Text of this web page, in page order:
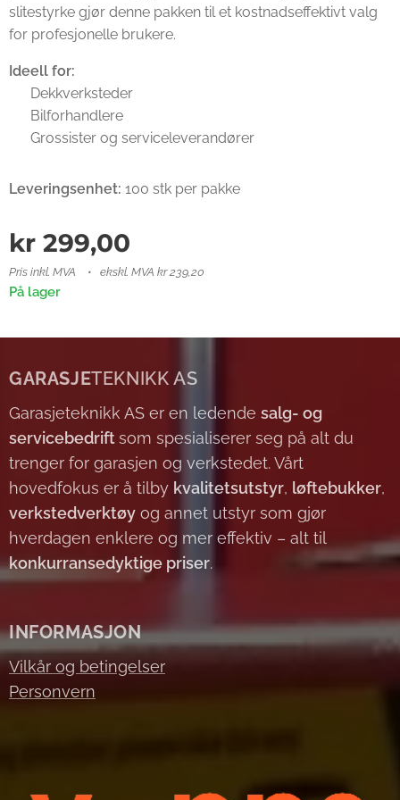
slitestyrke gjør denne pakken til et kostnadseffektivt valg
for profesjonelle brukere.
Ideell for:
✔ Dekkverksteder
✔ Bilforhandlere
✔ Grossister og serviceleverandører
Leveringsenhet: 100 stk per pakke
kr 299,00
Pris inkl. MVA ekskl. MVA kr 239,20
På lager
GARASJETEKNIKK AS
Garasjeteknikk AS er en ledende salg- og
servicebedriftsom spesialiserer seg på alt du
trenger for garasjen og verkstedet. Vårt
hovedfokus er å tilby kvalitetsutstyr, løftebukker,
verkstedverktøy og annet utstyr som gjør
hverdagen enklere og mer effektiv – alt til
konkurransedyktige priser.
INFORMASJON
Vilkår og betingelser
Personvern